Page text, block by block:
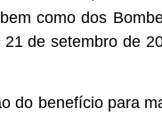
como dos
de setembro de
do benefício para